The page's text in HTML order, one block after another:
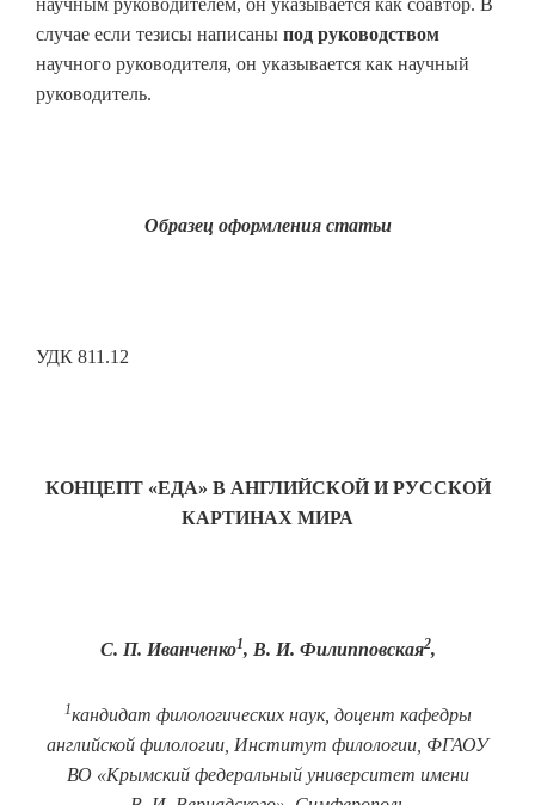
случае если тезисы написаны под руководством
научного руководителя, он указывается как научный
руководитель.
Образец оформления статьи
УДК 811.12
КОНЦЕПТ «ЕДА» В АНГЛИЙСКОЙ И РУССКОЙ
КАРТИНАХ МИРА
С. П. Иванченко1, В. И. Филипповская2,
1кандидат филологических наук, доцент кафедры
английской филологии, Институт филологии, ФГАОУ
ВО «Крымский федеральный университет имени